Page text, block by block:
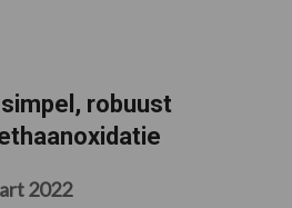
robuust
2022